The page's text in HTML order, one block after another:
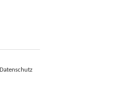
Datenschutz